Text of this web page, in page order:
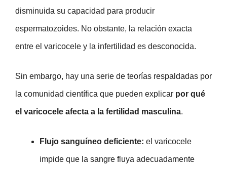
disminuida su capacidad para producir
espermatozoides. No obstante, la relación exacta
entre el varicocele y la infertilidad es desconocida.
Sin embargo, hay una serie de teorías respaldadas por
la comunidad científica que pueden explicar por qué
el varicocele afecta a la fertilidad masculina.
Flujo sanguíneo deficiente: el varicocele
impide que la sangre fluya adecuadamente